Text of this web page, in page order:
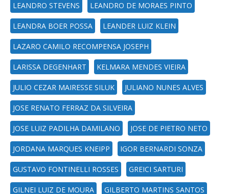
LEANDRO STEVENS LEANDRO DE MORAES PINTO
LEANDRA BOER POSSA LEANDER LUIZ KLEIN
LAZARO CAMILO RECOMPENSA JOSEPH
LARISSA DEGENHART KELMARA MENDES VIEIRA
JULIO CEZAR MAIRESSE SILUK JULIANO NUNES ALVES
JOSE RENATO FERRAZ DA SILVEIRA
JOSE LUIZ PADILHA DAMILANO JOSE DE PIETRO NETO
JORDANA MARQUES KNEIPP IGOR BERNARDI SONZA
GUSTAVO FONTINELLI ROSSES GREICI SARTURI
GILNEI LUIZ DE MOURA GILBERTO MARTINS SANTOS